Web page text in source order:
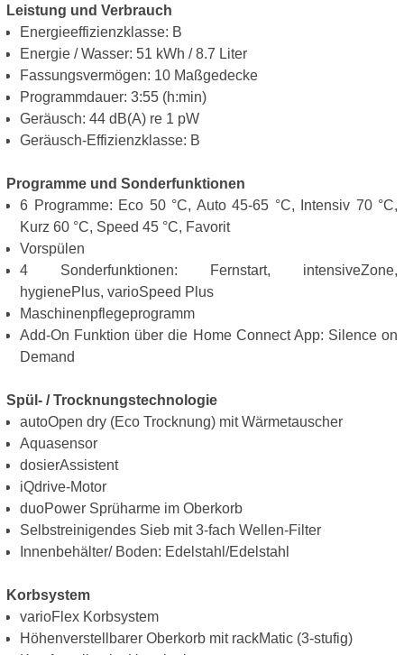
Leistung und Verbrauch
Energieeffizienzklasse: B
Energie / Wasser: 51 kWh / 8.7 Liter
Fassungsvermögen: 10 Maßgedecke
Programmdauer: 3:55 (h:min)
Geräusch: 44 dB(A) re 1 pW
Geräusch-Effizienzklasse: B
Programme und Sonderfunktionen
6 Programme: Eco 50 °C, Auto 45-65 °C, Intensiv 70 °C,
Kurz 60 °C, Speed 45 °C, Favorit
Vorspülen
4 Sonderfunktionen: Fernstart, intensiveZone,
hygienePlus, varioSpeed Plus
Maschinenpflegeprogramm
Add-On Funktion über die Home Connect App: Silence on
Demand
Spül- / Trocknungstechnologie
autoOpen dry (Eco Trocknung) mit Wärmetauscher
Aquasensor
dosierAssistent
iQdrive-Motor
duoPower Sprüharme im Oberkorb
Selbstreinigendes Sieb mit 3-fach Wellen-Filter
Innenbehälter/ Boden: Edelstahl/Edelstahl
Korbsystem
varioFlex Korbsystem
Höhenverstellbarer Oberkorb mit rackMatic (3-stufig)